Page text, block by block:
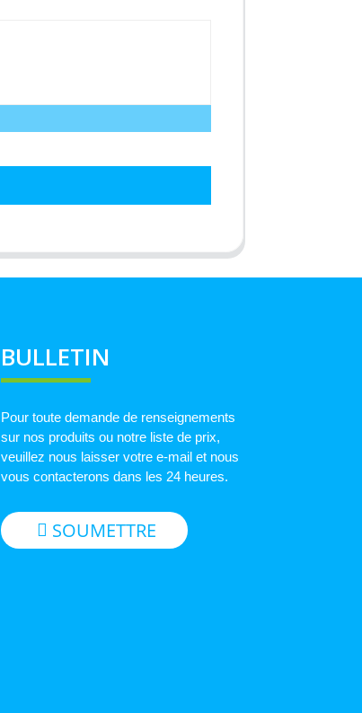
BULLETIN
Pour toute demande de renseignements
sur nos produits ou notre liste de prix,
veuillez nous laisser votre e-mail et nous
vous contacterons dans les 24 heures.
SOUMETTRE